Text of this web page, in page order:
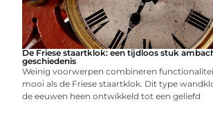
De Friese staartklok: een tijdloos stuk
geschiedenis
Weinig voorwerpen combineren
mooi als de Friese staartklok. Dit type
de eeuwen heen ontwikkeld tot een geliefd